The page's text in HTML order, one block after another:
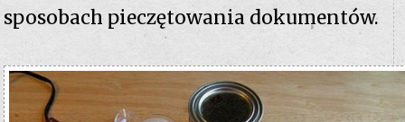
sposobach pieczętowania dokumentów.